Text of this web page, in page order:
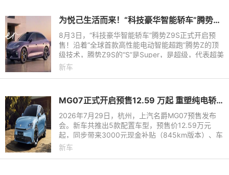
为悦己生活而来！“科技豪华智能轿车”腾势Z9S开启预售
8月3日，“科技豪华智能轿车”腾势Z9S正式开启预
售！沿着“全球首款高性能电动智能超跑”腾势Z的顶
级技术，腾势Z9S的“S”是Super，是超级，代表超美
颜值、超长续航、超强驾控和超级智能，为悦己生活
新车
MG07正式开启预售12.59 万起 重塑纯电轿跑市场新标杆
2026年7月29日，杭州，上汽名爵MG07预售发布
会。新车共推出5款配置车型，预售价12.59万元
起，同步带来3000元现金补贴（845km版本）、车
漆配色免费选、高阶辅助驾驶免费送等诸多小订权
新车